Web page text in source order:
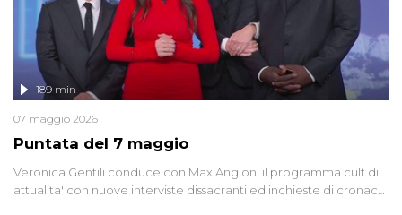
Puntata del 7 maggio
189 min
07 maggio 2026
Veronica Gentili conduce con Max Angioni il programma cult di
attualita' con nuove interviste dissacranti ed inchieste di cronaca